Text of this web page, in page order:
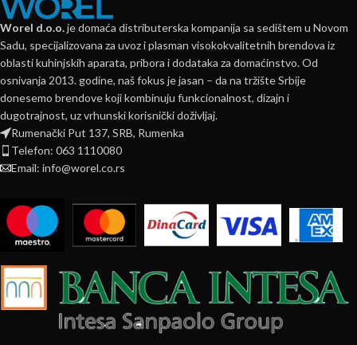
Worel d.o.o.je domaća distributerska kompanija sa sedištem u Novom
Sadu, specijalizovana za uvoz i plasman visokokvalitetnih brendova iz
oblasti kuhinjskih aparata, pribora i dodataka za domaćinstvo. Od
osnivanja 2013. godine, naš fokus je jasan – da na tržište Srbije
donesemo brendove koji kombinuju funkcionalnost, dizajn i
dugotrajnost, uz vrhunski korisnički doživljaj.
Rumenački Put 137, SRB, Rumenka
Telefon: 063 1110080
Email: info@worel.co.rs